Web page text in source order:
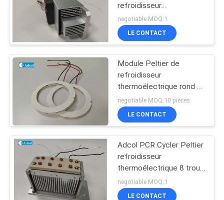
NOUVELLES
CAS
SITE
PRIVACY
POLICY
refroidisseur
thermoélectrique 8 trous
climatiseur
negotiable MOQ:1
LE CONTACT
Module Peltier de
refroidisseur
thermoélectrique rond à
semi-conducteurs TBA
negotiable MOQ:10 pièces
LE CONTACT
Adcol PCR Cycler Peltier
refroidisseur
thermoélectrique 8 trous
refroidissement
thermique TEC
negotiable MOQ:1
LE CONTACT